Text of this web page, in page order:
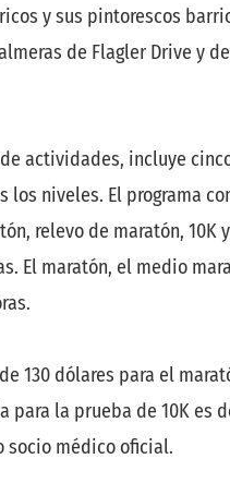
y sus pintorescos
de Flagler Drive y
actividades, incluye
los niveles. El programa
relevo de maratón, 10K y
El maratón, el medio
130 dólares para el
la prueba de 10K es
socio médico oficial.